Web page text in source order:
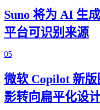
Suno 将为 AI 生
平台可识别来源
05
微软 Copilot 新
影转向扁平化设